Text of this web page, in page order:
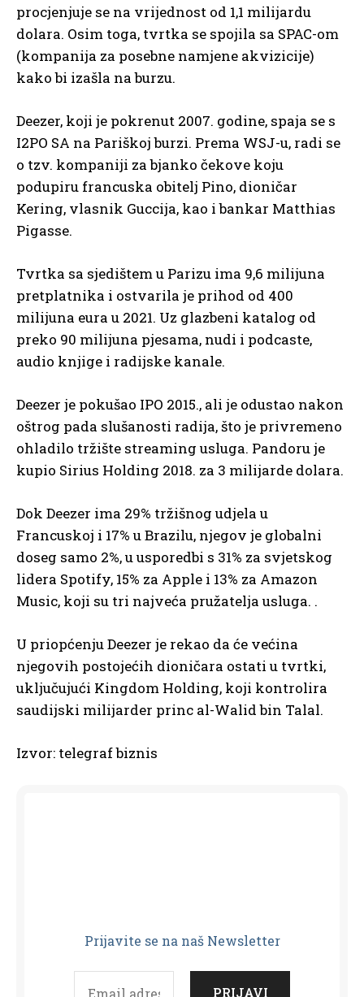
procjenjuje se na vrijednost od 1,1 milijardu
dolara. Osim toga, tvrtka se spojila sa SPAC-om
(kompanija za posebne namjene akvizicije)
kako bi izašla na burzu.
Deezer, koji je pokrenut 2007. godine, spaja se s
I2PO SA na Pariškoj burzi. Prema WSJ-u, radi se
o tzv. kompaniji za bjanko čekove koju
podupiru francuska obitelj Pino, dioničar
Kering, vlasnik Guccija, kao i bankar Matthias
Pigasse.
Tvrtka sa sjedištem u Parizu ima 9,6 milijuna
pretplatnika i ostvarila je prihod od 400
milijuna eura u 2021. Uz glazbeni katalog od
preko 90 milijuna pjesama, nudi i podcaste,
audio knjige i radijske kanale.
Deezer je pokušao IPO 2015., ali je odustao nakon
oštrog pada slušanosti radija, što je privremeno
ohladilo tržište streaming usluga. Pandoru je
kupio Sirius Holding 2018. za 3 milijarde dolara.
Dok Deezer ima 29% tržišnog udjela u
Francuskoj i 17% u Brazilu, njegov je globalni
doseg samo 2%, u usporedbi s 31% za svjetskog
lidera Spotify, 15% za Apple i 13% za Amazon
Music, koji su tri najveća pružatelja usluga. .
U priopćenju Deezer je rekao da će većina
njegovih postojećih dioničara ostati u tvrtki,
uključujući Kingdom Holding, koji kontrolira
saudijski milijarder princ al-Walid bin Talal.
Izvor: telegraf biznis
Prijavite se na naš Newsletter